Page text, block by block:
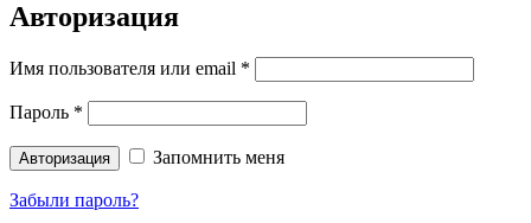
Авторизация
Имя пользователя или email *
Пароль *
Авторизация Запомнить меня
Забыли пароль?